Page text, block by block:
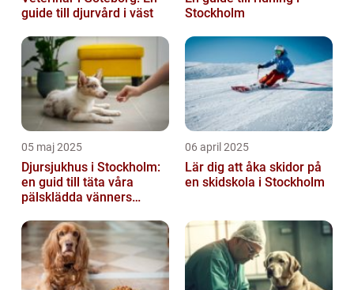
guide till djurvård i väst
Stockholm
05 maj 2025
Djursjukhus i Stockholm:
en guid till täta våra
pälsklädda vänners
06 april 2025
Lär dig att åka skidor på
en skidskola i Stockholm